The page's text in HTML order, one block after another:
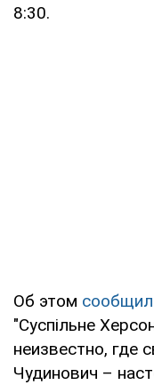
8:30.
Об этом
"Суспільне
неизвестно, где
Чудинович –